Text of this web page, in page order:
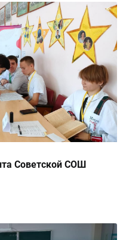
Советской СОШ